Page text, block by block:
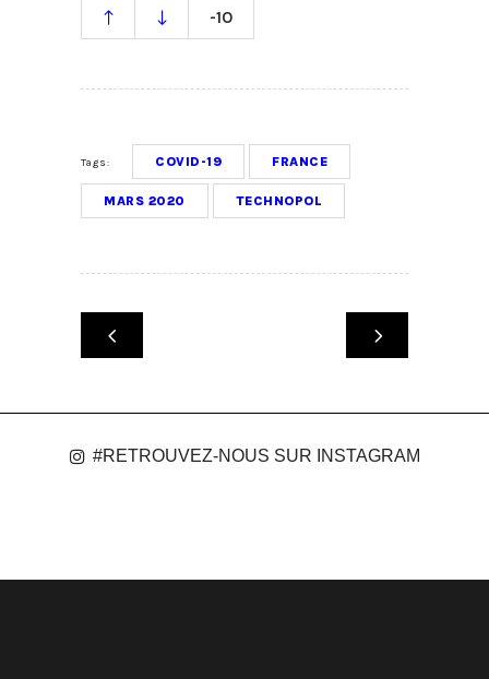
-10
Tags: COVID-19 FRANCE
MARS 2020 TECHNOPOL
#RETROUVEZ-NOUS SUR INSTAGRAM